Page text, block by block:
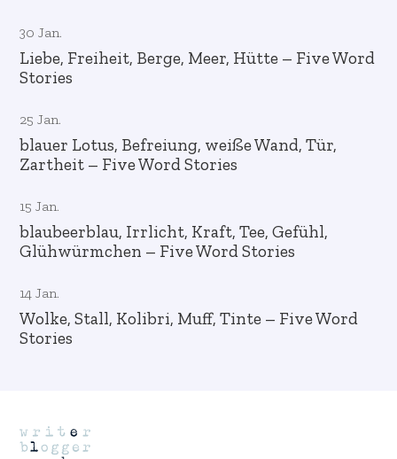
30 Jan.
Liebe, Freiheit, Berge, Meer, Hütte – Five Word
Stories
25 Jan.
blauer Lotus, Befreiung, weiße Wand, Tür,
Zartheit – Five Word Stories
15 Jan.
blaubeerblau, Irrlicht, Kraft, Tee, Gefühl,
Glühwürmchen – Five Word Stories
14 Jan.
Wolke, Stall, Kolibri, Muff, Tinte – Five Word
Stories